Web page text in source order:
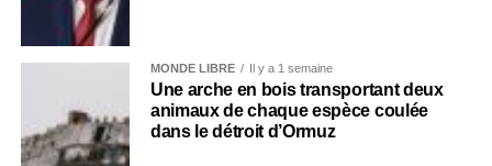
MONDE LIBRE Il y a 1 semaine
Une arche en bois transportant deux
animaux de chaque espèce coulée
dans le détroit d’Ormuz